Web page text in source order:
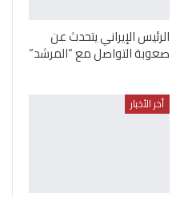
الرئيس الإيراني يتحدث عن
صعوبة التواصل مع “المرشد”
أخر الأخبار